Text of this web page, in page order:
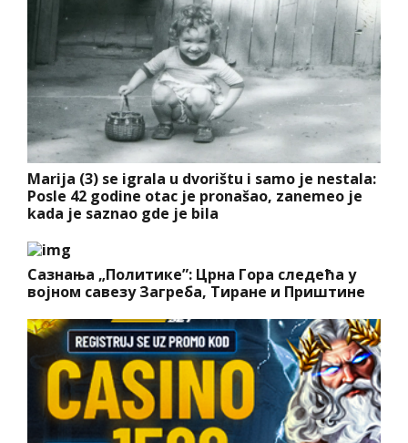
Marija (3) se igrala u dvorištu i samo je nestala:
Posle 42 godine otac je pronašao, zanemeo je
kada je saznao gde je bila
Сазнања „Политике”: Црна Гора следећа у
војном савезу Загреба, Тиране и Приштине